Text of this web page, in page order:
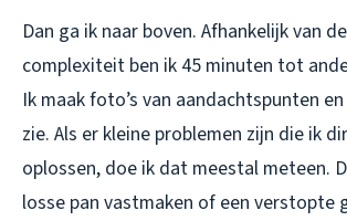
Dan ga ik naar boven. Afhankelijk van
complexiteit ben ik 45 minuten tot
Ik maak foto’s van aandachtspunten
zie. Als er kleine problemen zijn die ik
oplossen, doe ik dat meestal meteen.
losse pan vastmaken of een verstopte